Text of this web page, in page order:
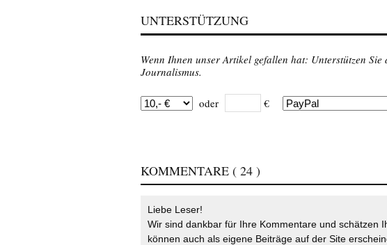
UNTERSTÜTZUNG
Wenn Ihnen unser Artikel gefallen hat: Unterstützen Sie
Journalismus.
oder €
KOMMENTARE ( 24 )
Liebe Leser!
Wir sind dankbar für Ihre Kommentare und schätzen
können auch als eigene Beiträge auf der Site